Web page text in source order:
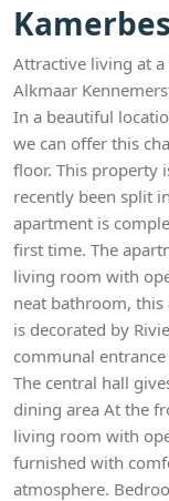
Attractive living at
Alkmaar
In a beautiful
we can offer this
floor. This property
recently been split
apartment is
first time. The
living room with
neat bathroom,
is decorated by
communal
The central hall
dining area At the
living room with
furnished with
atmosphere.